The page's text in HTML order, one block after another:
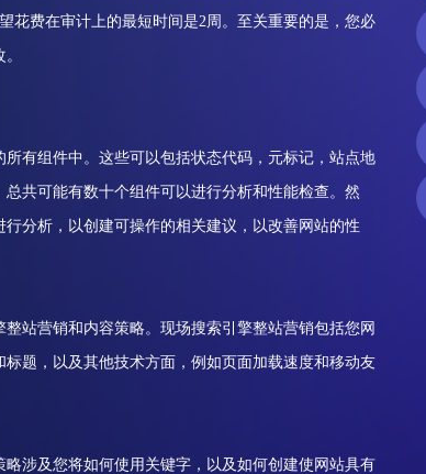
花费在审计上的最短时间是2周。至关重要的是，您必
有组件中。这些可以包括状态代码，元标记，站点地
共可能有数十个组件可以进行分析和性能检查。然
分析，以创建可操作的相关建议，以改善网站的性
站营销和内容策略。现场搜索引擎整站营销包括您网
题，以及其他技术方面，例如页面加载速度和移动友
涉及您将如何使用关键字，以及如何创建使网站具有